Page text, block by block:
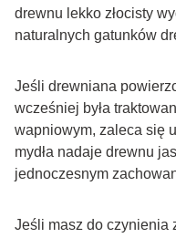
drewnu lekko złocisty
naturalnych gatunków
Jeśli drewniana
wcześniej była
wapniowym, zaleca się
mydła nadaje drewnu
jednoczesnym
Jeśli masz do czynienia